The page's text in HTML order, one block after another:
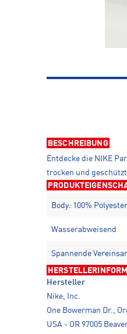
BESCHREIBUNG
Entdecke die NIKE
trocken und
Body: 100%
Wasserabweisend
Spannende
Hersteller
Nike, Inc.
One Bowerman Dr.,
USA - OR 97005